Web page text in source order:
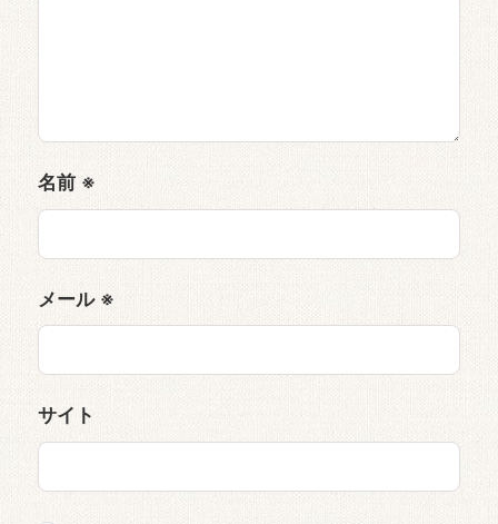
名前 ※
メール ※
サイト